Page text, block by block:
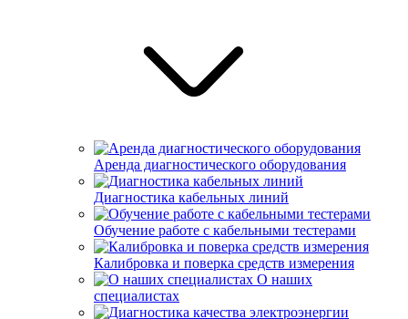
Аренда диагностического оборудования
Диагностика кабельных линий
Обучение работе с кабельными тестерами
Калибровка и поверка средств измерения
О наших
специалистах